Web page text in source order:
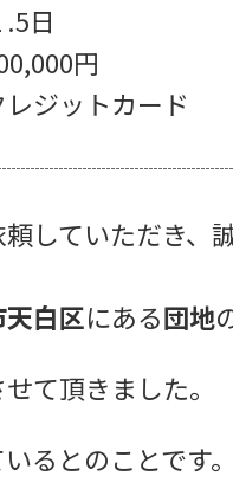
日
円
ットカード
していただき、
白区にある団地
て頂きました。
るとのことです。